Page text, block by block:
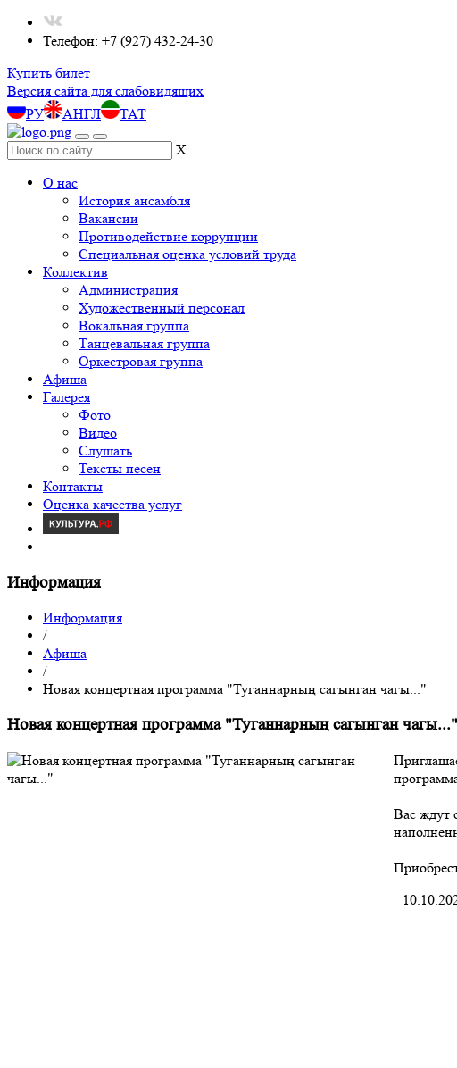
Телефон: +7 (927) 432-24-30
Купить билет
Версия сайта для слабовидящих
РУ
АНГЛ ТАТ
X
О нас
История ансамбля
Вакансии
Противодействие коррупции
Специальная оценка условий труда
Коллектив
Администрация
Художественный персонал
Вокальная группа
Танцевальная группа
Оркестровая группа
Афиша
Галерея
Фото
Видео
Слушать
Тексты песен
Контакты
Оценка качества услуг
Информация
Информация
/
Афиша
/
Новая концертная программа "Туганнарның сагынган чагы..."
Новая концертная программа "Туганнарның сагынган чагы..."
Вас ждут